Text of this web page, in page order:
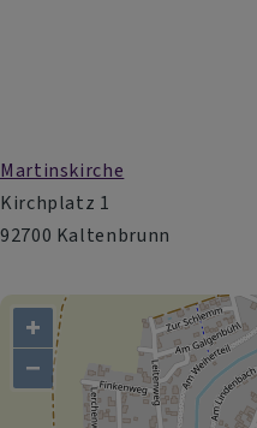
Martinskirche
Kirchplatz 1
92700 Kaltenbrunn
+
−